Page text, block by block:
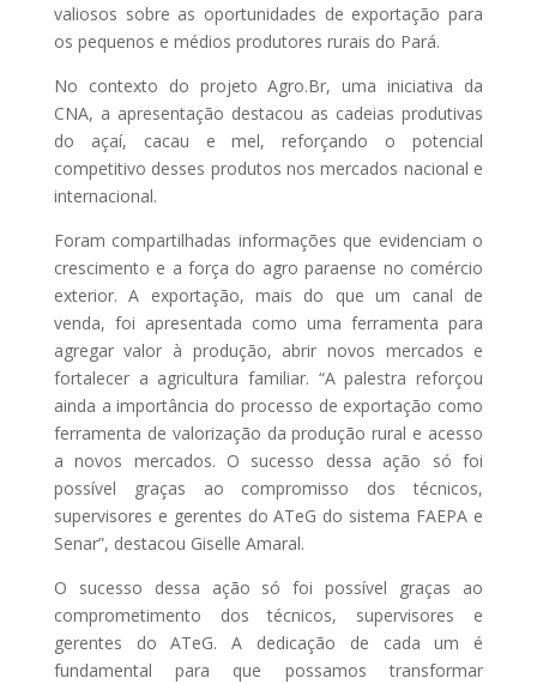
valiosos sobre as oportunidades de exportação para
os pequenos e médios produtores rurais do Pará.
No contexto do projeto Agro.Br, uma iniciativa da
CNA, a apresentação destacou as cadeias produtivas
do açaí, cacau e mel, reforçando o potencial
competitivo desses produtos nos mercados nacional e
internacional.
Foram compartilhadas informações que evidenciam o
crescimento e a força do agro paraense no comércio
exterior. A exportação, mais do que um canal de
venda, foi apresentada como uma ferramenta para
agregar valor à produção, abrir novos mercados e
fortalecer a agricultura familiar. “A palestra reforçou
ainda a importância do processo de exportação como
ferramenta de valorização da produção rural e acesso
a novos mercados. O sucesso dessa ação só foi
possível graças ao compromisso dos técnicos,
supervisores e gerentes do ATeG do sistema FAEPA e
Senar”, destacou Giselle Amaral.
O sucesso dessa ação só foi possível graças ao
comprometimento dos técnicos, supervisores e
gerentes do ATeG. A dedicação de cada um é
fundamental para que possamos transformar